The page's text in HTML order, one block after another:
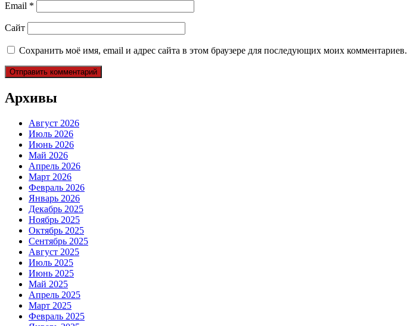
Email *
Сайт
Сохранить моё имя, email и адрес сайта в этом браузере для последующих моих комментариев.
Архивы
Август 2026
Июль 2026
Июнь 2026
Май 2026
Апрель 2026
Март 2026
Февраль 2026
Январь 2026
Декабрь 2025
Ноябрь 2025
Октябрь 2025
Сентябрь 2025
Август 2025
Июль 2025
Июнь 2025
Май 2025
Апрель 2025
Март 2025
Февраль 2025